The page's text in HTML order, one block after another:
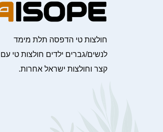
חולצות טי הדפסה תלת מימד
לנשים/גברים ילדים חולצות טי
קצר וחולצות ישראל אחרות.